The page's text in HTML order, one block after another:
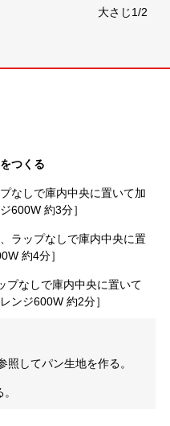
大さじ1/2
つくる
なしで庫内中央に置いて加
600W 約3分］
ラップなしで庫内中央に置
約4分］
プなしで庫内中央に置いて
ンジ600W 約2分］
照してパン生地を作る。